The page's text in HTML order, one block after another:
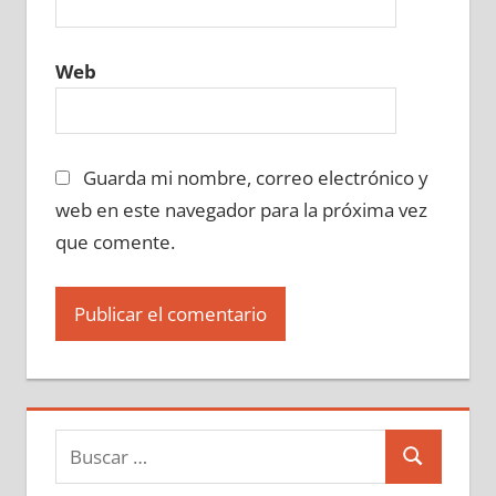
Web
Guarda mi nombre, correo electrónico y
web en este navegador para la próxima vez
que comente.
Buscar